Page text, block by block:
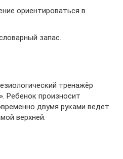
ориентироваться в
запас.
тренажёр
Ребенок произносит
двумя руками ведет
верхней.